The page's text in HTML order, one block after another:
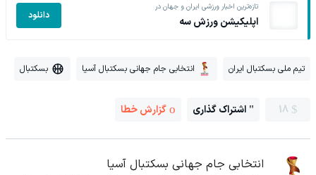
تازه‌ترین اخبار ورزشی ایران و جهان در
اپلیکیشن ورزش سه دانلود
تیم ملی بسکتبال ایران انتخابی جام جهانی بسکتبال آسیا بسکتبال
18 اشتراک گذاری گزارش خطا
انتخابی جام جهانی بسکتبال آسیا